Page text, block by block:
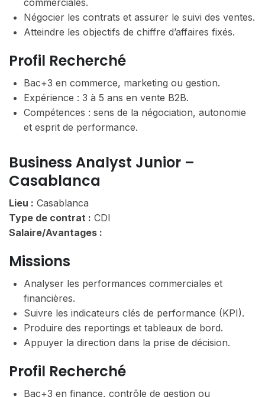
commerciales.
Négocier les contrats et assurer le suivi des ventes.
Atteindre les objectifs de chiffre d’affaires fixés.
Profil Recherché
Bac+3 en commerce, marketing ou gestion.
Expérience : 3 à 5 ans en vente B2B.
Compétences : sens de la négociation, autonomie
et esprit de performance.
Business Analyst Junior –
Casablanca
Lieu : Casablanca
Type de contrat : CDI
Salaire/Avantages :
Missions
Analyser les performances commerciales et
financières.
Suivre les indicateurs clés de performance (KPI).
Produire des reportings et tableaux de bord.
Appuyer la direction dans la prise de décision.
Profil Recherché
Bac+3 en finance, contrôle de gestion ou